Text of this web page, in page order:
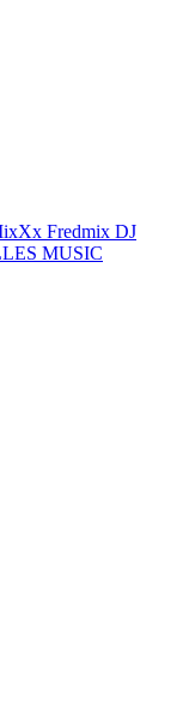
Fredmix DJ
MUSIC